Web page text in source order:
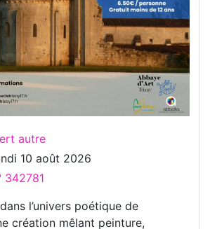
autre
10 août 2026
342781
l’univers poétique de
création mêlant peinture,